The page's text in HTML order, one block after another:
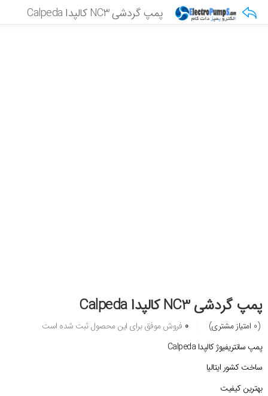
پمپ گردشی NC3 کالپدا Calpeda
پمپ گردشی NC3 کالپدا Calpeda
(
0 امتیاز مشتری) 0 فروش موفق برای این محصول ثبت شده است
پمپ سانتریفیوژ کالپدا Calpeda
ساخت کشور ایتالیا
بهترین کیفیت